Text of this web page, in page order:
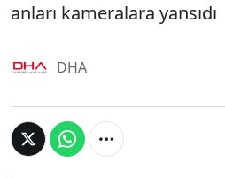
anları kameralara yansıdı
DHA